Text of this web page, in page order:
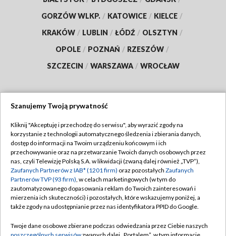
GORZÓW WLKP. / KATOWICE / KIELCE /
KRAKÓW / LUBLIN / ŁÓDŹ / OLSZTYN /
OPOLE / POZNAŃ / RZESZÓW /
SZCZECIN / WARSZAWA / WROCŁAW
TVP
Abonament TVP
Emisja w TVP
Centrum informacji TVP
Naziemna Telewizja Cyfrowa
Rada Programowa
Regulamin TVP
Polityka prywatności
Moje zgody
Pomoc
Szanujemy Twoją prywatność
Kliknij "Akceptuję i przechodzę do serwisu", aby wyrazić zgody na
korzystanie z technologii automatycznego śledzenia i zbierania danych,
dostęp do informacji na Twoim urządzeniu końcowym i ich
przechowywanie oraz na przetwarzanie Twoich danych osobowych przez
nas, czyli Telewizję Polską S.A. w likwidacji (zwaną dalej również „TVP”),
Zaufanych Partnerów z IAB* (1201 firm) oraz pozostałych Zaufanych
Partnerów TVP (93 firm), w celach marketingowych (w tym do
zautomatyzowanego dopasowania reklam do Twoich zainteresowań i
mierzenia ich skuteczności) i pozostałych, które wskazujemy poniżej, a
także zgody na udostępnianie przez nas identyfikatora PPID do Google.
Twoje dane osobowe zbierane podczas odwiedzania przez Ciebie naszych